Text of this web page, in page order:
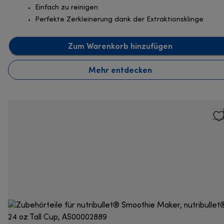
Einfach zu reinigen
Perfekte Zerkleinerung dank der Extraktionsklinge
Zum Warenkorb hinzufügen
Mehr entdecken